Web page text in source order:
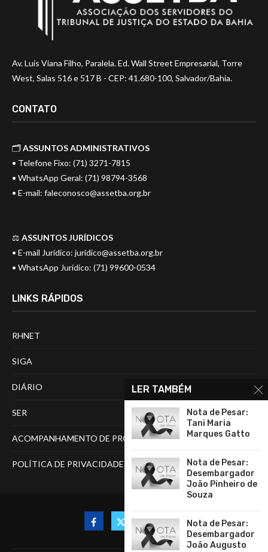
Av. Luis Viana Filho, Paralela. Ed. Wall Street Empresarial, Torre
West, Salas 516 e 517 B - CEP: 41.680-100, Salvador/Bahia.
CONTATO
🗂️ASSUNTOS ADMINISTRATIVOS
• Telefone Fixo: (71) 3271-7815
• WhatsApp Geral: (71) 98794-3568
• E-mail: faleconosco@assetba.org.br
⚖️ ASSUNTOS JURÍDICOS
• E-mail Jurídico: juridico@assetba.org.br
• WhatsApp Jurídico: (71) 99600-0534
LINKS RÁPIDOS
RHNET
SIGA
DIÁRIO
SER
ACOMPANHAMENTO DE PROCESSOS
POLÍTICA DE PRIVACIDADE
LER TAMBÉM
Nota de Pesar:
Tani Maria
Marques Gatto
Nota de Pesar:
Desembargador
João Pinheiro de
Souza
Nota de Pesar:
Desembargador
João Augusto